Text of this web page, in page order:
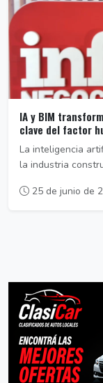
IA y BIM
clave del factor
La inteligencia
la industria
25 de junio de